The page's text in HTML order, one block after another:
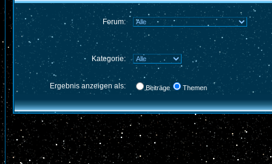
Forum:
Kategorie:
Ergebnis anzeigen als: Beiträge Themen